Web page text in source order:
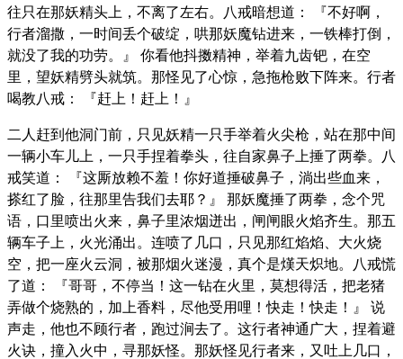
往只在那妖精头上，不离了左右。八戒暗想道： 『不好啊，
行者溜撒，一时间丢个破绽，哄那妖魔钻进来，一铁棒打倒，
就没了我的功劳。』 你看他抖擞精神，举着九齿钯，在空
里，望妖精劈头就筑。那怪见了心惊，急拖枪败下阵来。行者
喝教八戒： 『赶上！赶上！』
二人赶到他洞门前，只见妖精一只手举着火尖枪，站在那中间
一辆小车儿上，一只手捏着拳头，往自家鼻子上捶了两拳。八
戒笑道： 『这厮放赖不羞！你好道捶破鼻子，淌出些血来，
搽红了脸，往那里告我们去耶？』 那妖魔捶了两拳，念个咒
语，口里喷出火来，鼻子里浓烟迸出，闸闸眼火焰齐生。那五
辆车子上，火光涌出。连喷了几口，只见那红焰焰、大火烧
空，把一座火云洞，被那烟火迷漫，真个是熯天炽地。八戒慌
了道： 『哥哥，不停当！这一钻在火里，莫想得活，把老猪
弄做个烧熟的，加上香料，尽他受用哩！快走！快走！』 说
声走，他也不顾行者，跑过涧去了。这行者神通广大，捏着避
火诀，撞入火中，寻那妖怪。那妖怪见行者来，又吐上几口，